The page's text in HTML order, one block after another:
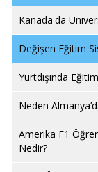
Kanada'da
Değişen Eğitim
Yurtdışında
Neden
Amerika F1
Nedir?